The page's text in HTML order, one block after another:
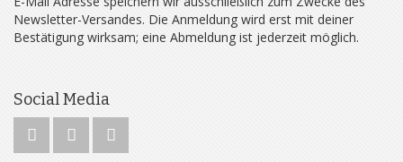
Newsletter-Versandes. Die Anmeldung wird erst mit deiner
Bestätigung wirksam; eine Abmeldung ist jederzeit möglich.
Social Media